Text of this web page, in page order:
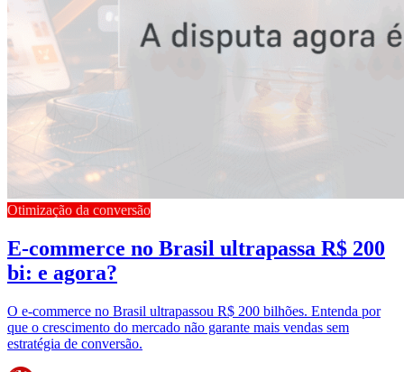
Otimização da conversão
E-commerce no Brasil ultrapassa R$ 200
bi: e agora?
O e-commerce no Brasil ultrapassou R$ 200 bilhões. Entenda por
que o crescimento do mercado não garante mais vendas sem
estratégia de conversão.